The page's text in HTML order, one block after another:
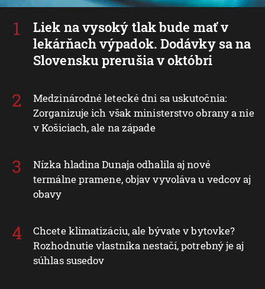
Liek na vysoký tlak bude mať v
lekárňach výpadok. Dodávky sa na
Slovensku prerušia v októbri
Medzinárodné letecké dni sa uskutočnia:
Zorganizuje ich však ministerstvo obrany a nie
v Košiciach, ale na západe
Nízka hladina Dunaja odhalila aj nové
termálne pramene, objav vyvoláva u vedcov aj
obavy
Chcete klimatizáciu, ale bývate v bytovke?
Rozhodnutie vlastníka nestačí, potrebný je aj
súhlas susedov